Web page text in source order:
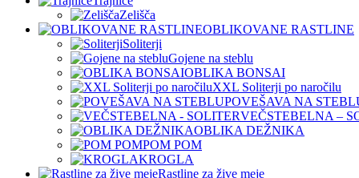
Zelišča
OBLIKOVANE RASTLINE
Soliterji
Gojene na steblu
OBLIKA BONSAI
XXL Soliterji po naročilu
POVEŠAVA NA
VEČSTEBELNA –
OBLIKA DEŽNIKA
POM POM
KROGLA
Rastline za žive meje